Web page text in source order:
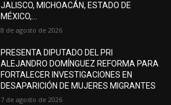
JALISCO, MICHOACÁN, ESTADO DE
MÉXICO,...
8 de agosto de 2026
PRESENTA DIPUTADO DEL PRI
ALEJANDRO DOMÍNGUEZ REFORMA PARA
FORTALECER INVESTIGACIONES EN
DESAPARICIÓN DE MUJERES MIGRANTES
7 de agosto de 2026